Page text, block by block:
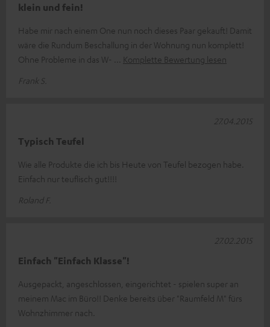
klein und fein!
Habe mir nach einem One nun noch dieses Paar gekauft! Damit
wäre die Rundum Beschallung in der Wohnung nun komplett!
Ohne Probleme in das W-
Komplette Bewertung lesen
Frank S.
Typisch Teufel
Wie alle Produkte die ich bis Heute von Teufel bezogen habe.
Einfach nur teuflisch gut!!!!
Roland F.
27.04.2015
Einfach "Einfach Klasse"!
Ausgepackt, angeschlossen, eingerichtet - spielen super an
meinem Mac im Büro!! Denke bereits über "Raumfeld M" fürs
Wohnzhimmer nach.
27.02.2015